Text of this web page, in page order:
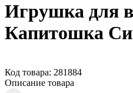
Игрушка для
Капитошка
Код товара: 281884
Описание товара